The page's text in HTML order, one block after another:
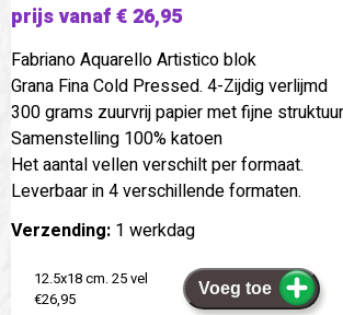
prijs vanaf € 26,95
Fabriano Aquarello Artistico blok
Grana Fina Cold Pressed. 4-Zijdig verlijmd
300 grams zuurvrij papier met fijne
Samenstelling 100% katoen
Het aantal vellen verschilt per formaat.
Leverbaar in 4 verschillende formaten.
Verzending: 1 werkdag
12.5x18 cm. 25 vel
€26,95
Voeg toe